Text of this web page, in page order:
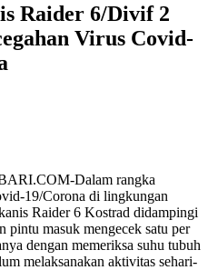
Raider 6/Divif 2
Virus Covid-
Dalam rangka
19/Corona di lingkungan
Raider 6 Kostrad didampingi
pintu masuk mengecek satu per
dengan memeriksa suhu tubuh
melaksanakan aktivitas sehari-